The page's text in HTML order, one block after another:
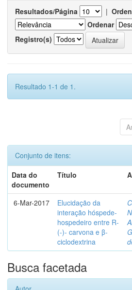
Resultados/Página |
Ordenar
Registro(s)
Resultado 1-1 de 1.
Conjunto de itens:
Data do
documento
Título
6-Mar-2017
Elucidação da
interação hóspede-
hospedeiro entre R-
(-)- carvona e β-
ciclodextrina
Busca facetada